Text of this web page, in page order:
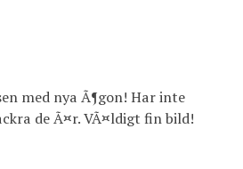
med nya Ã¶gon! Har inte
de Ã¤r. VÃ¤ldigt fin bild!